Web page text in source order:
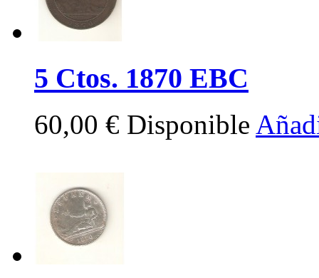
5 Ctos. 1870 EBC
60,00 € Disponible